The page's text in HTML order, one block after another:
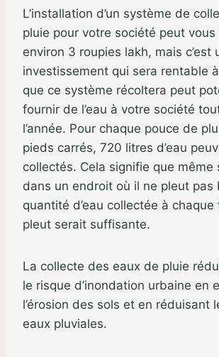
L’installation d’un système de
pluie pour votre société peut vous
environ 3 roupies lakh, mais c’est
investissement qui sera rentable à
que ce système récoltera peut
fournir de l’eau à votre société
l’année. Pour chaque pouce de
pieds carrés, 720 litres d’eau
collectés. Cela signifie que même
dans un endroit où il ne pleut pas
quantité d’eau collectée à chaque
pleut serait suffisante.
La collecte des eaux de pluie
le risque d’inondation urbaine en
l’érosion des sols et en réduisant
eaux pluviales.